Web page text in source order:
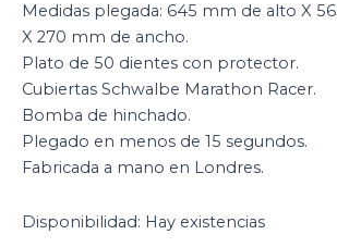
Medidas plegada: 645 mm de alto X
X 270 mm de ancho.
Plato de 50 dientes con protector.
Cubiertas Schwalbe Marathon Racer.
Bomba de hinchado.
Plegado en menos de 15 segundos.
Fabricada a mano en Londres.
Disponibilidad: Hay existencias